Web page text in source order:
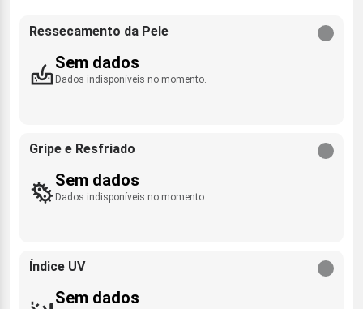
Ressecamento da Pele
Sem dados
Dados indisponíveis no momento.
Gripe e Resfriado
Sem dados
Dados indisponíveis no momento.
Índice UV
Sem dados